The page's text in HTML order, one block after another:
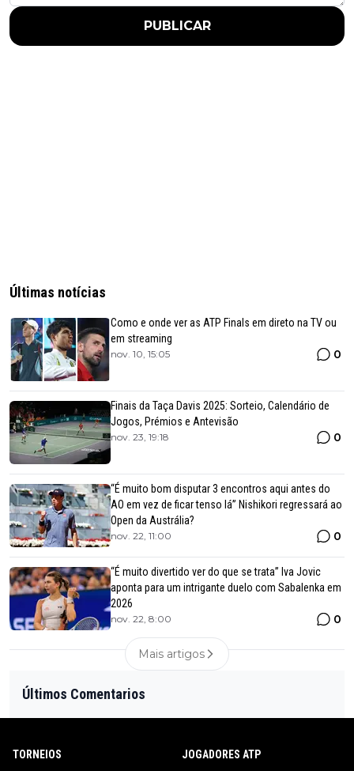
PUBLICAR
Últimas notícias
Como e onde ver as ATP Finals em direto na TV ou
em streaming
nov. 10, 15:05 0
Finais da Taça Davis 2025: Sorteio, Calendário de
Jogos, Prémios e Antevisão
nov. 23, 19:18 0
“É muito bom disputar 3 encontros aqui antes do
AO em vez de ficar tenso lá” Nishikori regressará ao
Open da Austrália?
nov. 22, 11:00 0
“É muito divertido ver do que se trata” Iva Jovic
aponta para um intrigante duelo com Sabalenka em
2026
nov. 22, 8:00 0
Mais artigos
Últimos Comentarios
TORNEIOS JOGADORES ATP